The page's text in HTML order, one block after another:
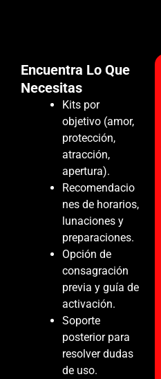
Encuentra Lo Que
Necesitas
Kits por
objetivo (amor,
protección,
atracción,
apertura).
Recomendacio
nes de horarios,
lunaciones y
preparaciones.
Opción de
consagración
previa y guía de
activación.
Soporte
posterior para
resolver dudas
de uso.